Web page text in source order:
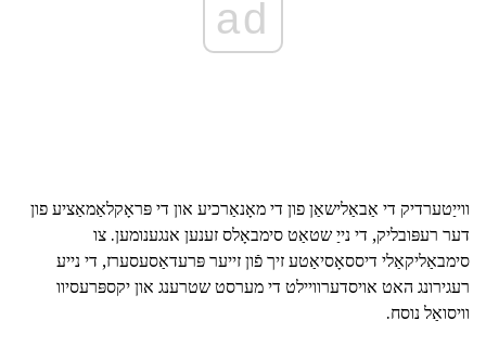
ad
ווייַטערדיק די אַבאַלישאַן פון די מאָנאַרכיע און די פּראָקלאַמאַציע פון
דער רעפּובליק, די נייַ שטאַט סימבאָלס זענען אנגענומען. צו
סימבאַליקאַלי דיססאָסיאַטע זיך פֿון זייער פּרעדאַסעסערז, די נייע
רעגירונג האט אויסדערוויילט די מערסט שטרענג און יקספּרעסיוו
וויסואַל נוסח.